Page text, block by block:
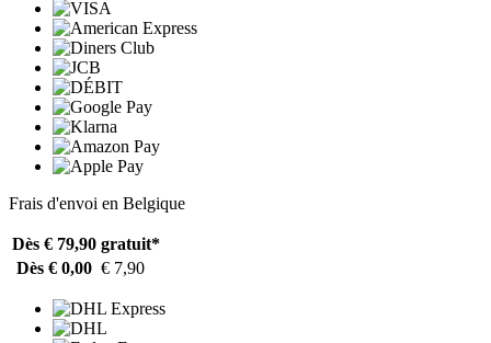
Frais d'envoi en Belgique
Dès € 79,90 gratuit*
Dès € 0,00 € 7,90